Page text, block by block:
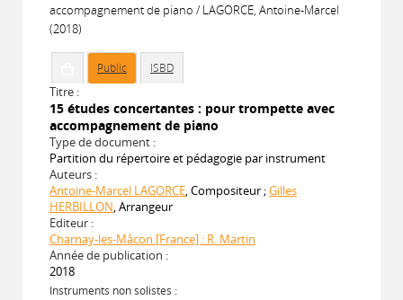
accompagnement de piano / LAGORCE, Antoine-Marcel
(2018)
Public ISBD
Titre :
15 études concertantes : pour trompette avec
accompagnement de piano
Type de document :
Partition du répertoire et pédagogie par instrument
Auteurs :
Antoine-Marcel LAGORCE, Compositeur ;Gilles
HERBILLON, Arrangeur
Editeur :
Charnay-les-Mâcon [France] : R. Martin
Année de publication :
2018
Instruments non solistes :